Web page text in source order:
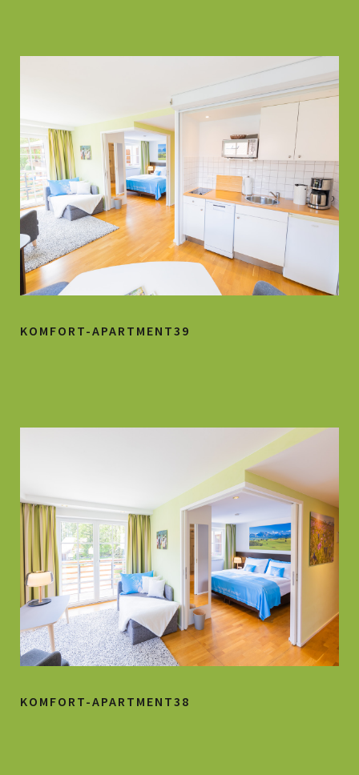
KOMFORT-APARTMENT39
KOMFORT-APARTMENT38